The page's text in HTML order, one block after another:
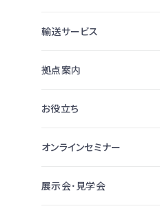
輸送サービス
拠点案内
お役立ち
オンラインセミナー
展示会･見学会